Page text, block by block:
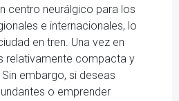
centro neurálgico para los
e internacionales, lo
en tren. Una vez en
relativamente compacta y
embargo, si deseas
o emprender